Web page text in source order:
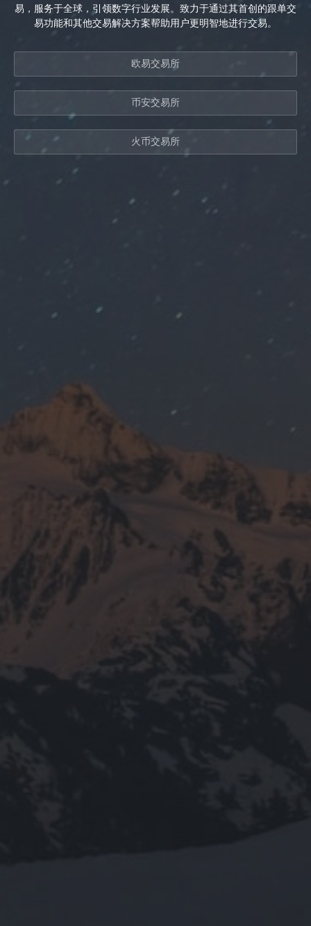
易，服务于全球，引领数字行业发展。致力于通过其首创的跟单交
易功能和其他交易解决方案帮助用户更明智地进行交易。
欧易交易所
币安交易所
火币交易所